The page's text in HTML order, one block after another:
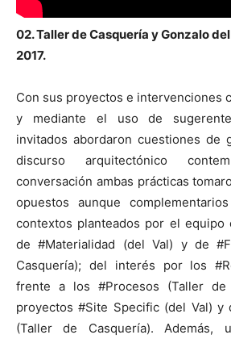
02. Taller de Casquería y Gonzalo
2017.
Con sus proyectos e intervenciones
y mediante el uso de
invitados abordaron cuestiones de
discurso arquitectónico
conversación ambas prácticas
opuestos aunque
contextos planteados por el equipo
de #Materialidad (del Val) y de
Casquería); del interés por los
frente a los #Procesos (Taller de
proyectos #Site Specific (del Val) y
(Taller de Casquería). Además,